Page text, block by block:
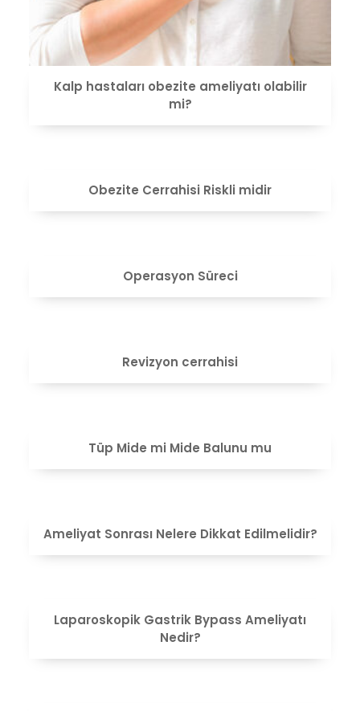
Kalp hastaları obezite ameliyatı olabilir
mi?
Obezite Cerrahisi Riskli midir
Operasyon Süreci
Revizyon cerrahisi
Tüp Mide mi Mide Balunu mu
Ameliyat Sonrası Nelere Dikkat Edilmelidir?
Laparoskopik Gastrik Bypass Ameliyatı
Nedir?